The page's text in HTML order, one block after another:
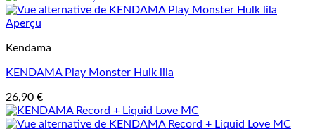
Aperçu
Kendama
KENDAMA Play Monster Hulk lila
26,90 €